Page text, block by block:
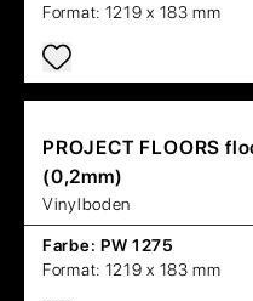
Format: 1219 x 183 mm
PROJECT FLOORS
(0,2mm)
Vinylboden
Farbe: PW 1275
Format: 1219 x 183 mm